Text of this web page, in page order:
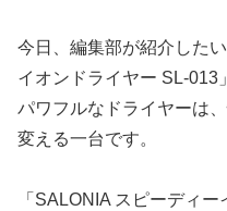
今日、編集部が紹介した
イオンドライヤー SL-013
パワフルなドライヤーは
変える一台です。
「SALONIA スピーディ